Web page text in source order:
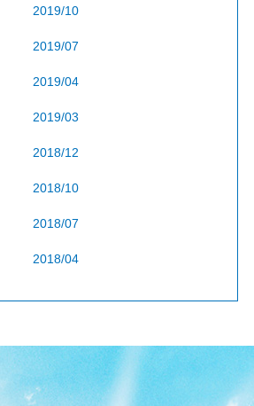
2019/10
2019/07
2019/04
2019/03
2018/12
2018/10
2018/07
2018/04